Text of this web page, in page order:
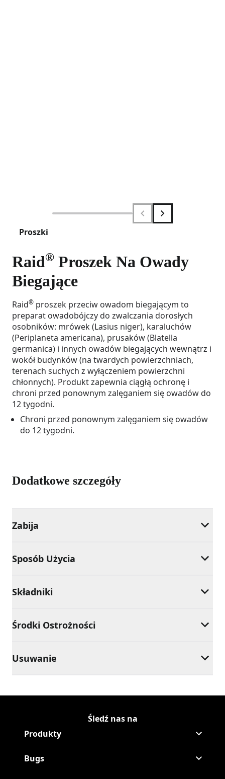
Proszki
Raid® Proszek Na Owady
Biegające
Raid® proszek przeciw owadom biegającym to
preparat owadobójczy do zwalczania dorosłych
osobników: mrówek (Lasius niger), karaluchów
(Periplaneta americana), prusaków (Blatella
germanica) i innych owadów biegających wewnątrz i
wokół budynków (na twardych powierzchniach,
terenach suchych z wyłączeniem powierzchni
chłonnych). Produkt zapewnia ciągłą ochronę i
chroni przed ponownym zalęganiem się owadów do
12 tygodni.
Chroni przed ponownym zalęganiem się owadów
do 12 tygodni.
Dodatkowe szczegóły
Zabija
Sposób Użycia
Składniki
Środki Ostrożności
Usuwanie
Śledź nas na
Śledź Raid na,[object Object],
(Opens in a new tab)
Śledź Raid na,[object Object],
(Opens in a new tab)
Produkty
Bugs